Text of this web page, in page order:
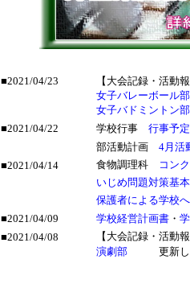
■2021/04/23
【大会記録・活動
女子バレーボール部
女子バドミントン部
■2021/04/22
学校行事 行事予
部活動計画 4月活
■2021/04/14
食物調理科
コン
いじめ問題対策基
保護者による学校
■2021/04/09
学校経営計画書 ・
■2021/04/08
【大会記録・活動
演劇部 更新し